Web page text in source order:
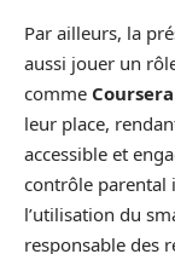
Par ailleurs, la
aussi jouer un
comme Coursera
leur place,
accessible et
contrôle parental
l’utilisation du
responsable des